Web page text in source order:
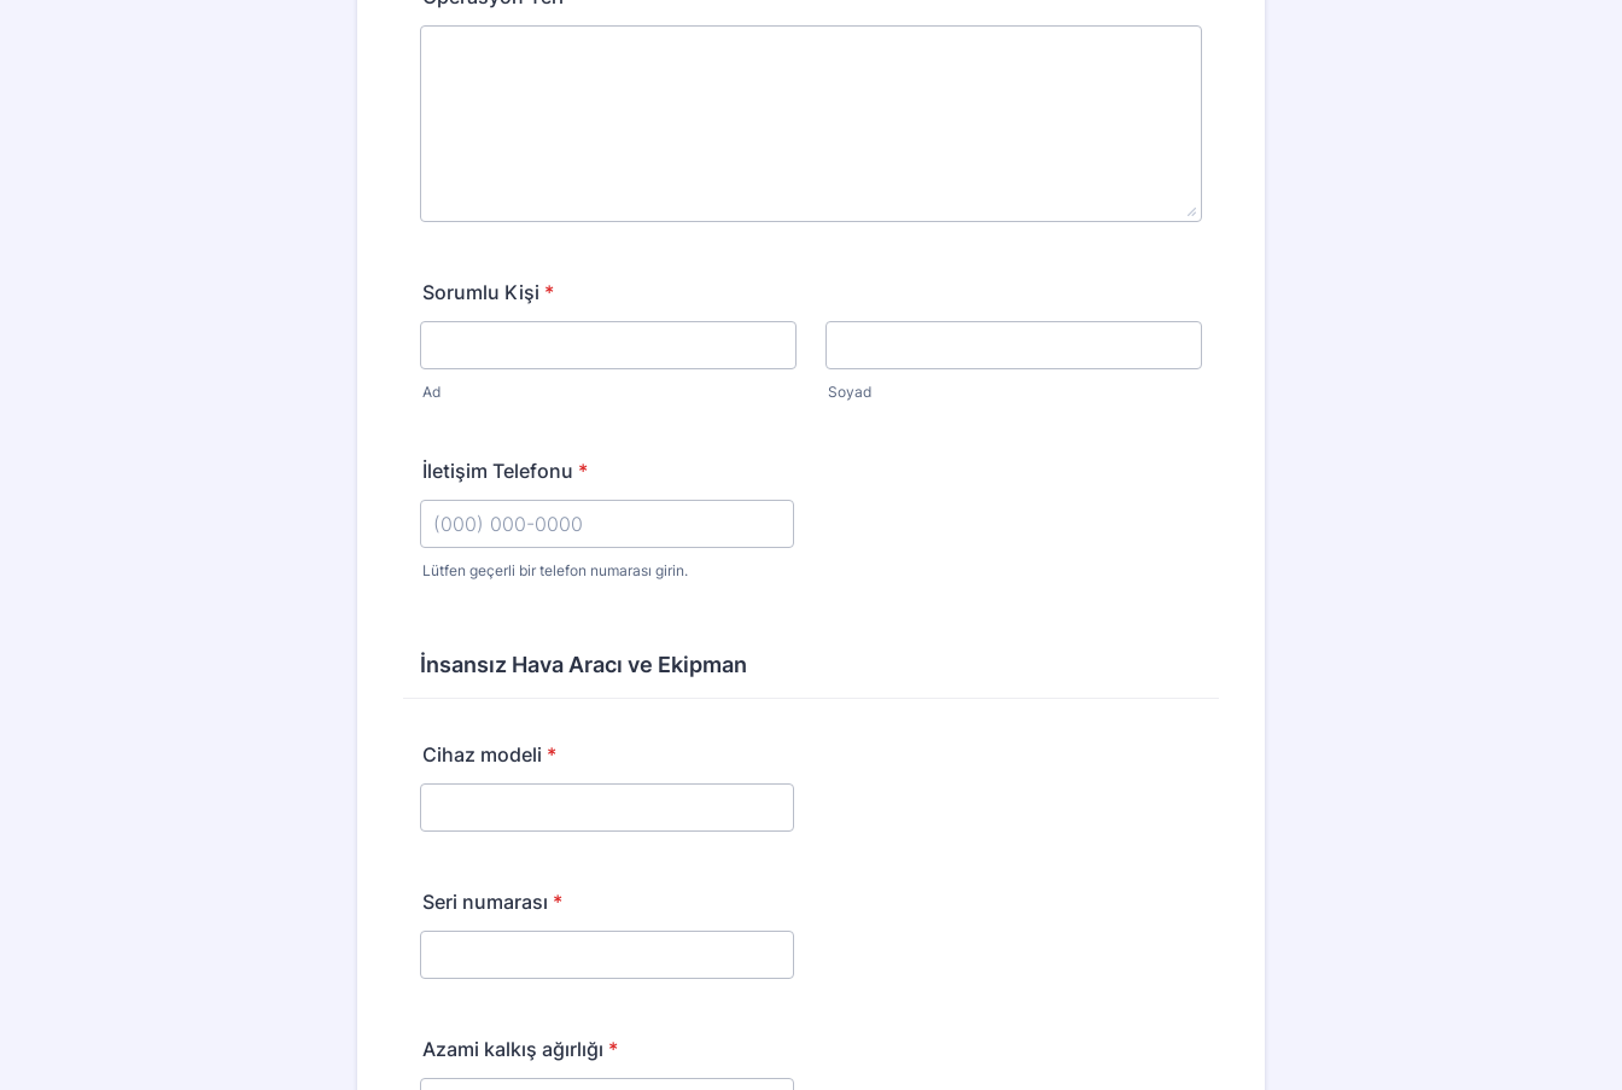
Sorumlu Kişi *
Ad Soyad
İletişim Telefonu *
Lütfen geçerli bir telefon numarası girin.
İnsansız Hava Aracı ve Ekipman
Cihaz modeli *
Seri numarası *
Azami kalkış ağırlığı *